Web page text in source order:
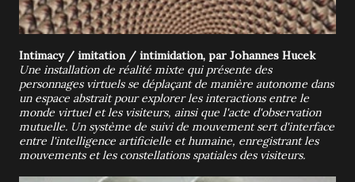
Intimacy / imitation / intimidation, par Johannes Hucek
Une installation de réalité mixte qui présente des
personnages virtuels se déplaçant de manière autonome dans
un espace abstrait pour explorer les interactions entre le
monde virtuel et les visiteurs, ainsi que l'acte d'observation
mutuelle. Un système de suivi de mouvement sert d'interface
entre l'intelligence artificielle et humaine, enregistrant les
mouvements et les constellations spatiales des visiteurs.